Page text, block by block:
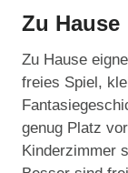
Zu Hause
Zu Hause
freies Spiel,
genug Platz
Kinderzimmer